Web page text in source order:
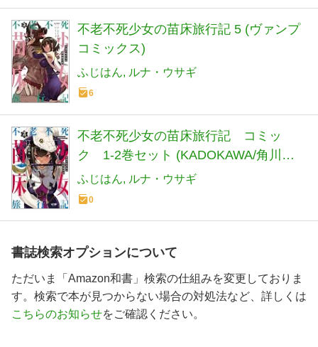
不老不死少女の苗床旅行記 5 (ヴァンプ
コミックス)
ふじはん ルナ・ウサギ
6
不老不死少女の苗床旅行記 コミッ
ク 1-2巻セット (KADOKAWA/角川書
店)
ふじはん ルナ・ウサギ
0
書誌検索オプションについて
ただいま「Amazon和書」検索の仕組みを変更しておりま
す。検索で本が見つからない場合の対処法など、詳しくは
こちらのお知らせをご確認ください。